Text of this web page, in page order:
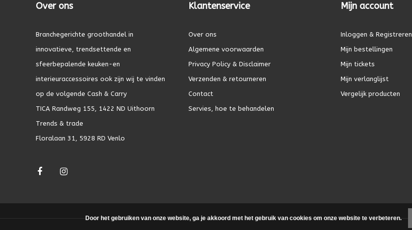
Over ons
Branchegerichte groothandel in
innovatieve, trendsettende en
sfeerbepalende keuken-en
interieuraccessoires ook zijn wij te vinden
op de volgende Cash & Carry
TICA Randweg 155, 1422 ND Uithoorn
Trends & trade
Floralaan 31, 5928 RD Venlo
Klantenservice
Over ons
Algemene voorwaarden
Privacy Policy & Disclaimer
Verzenden & retourneren
Contact
Servies, hoe te behandelen
Mijn account
Inloggen & Registreren
Mijn bestellingen
Mijn tickets
Mijn verlanglijst
Vergelijk producten
Door het gebruiken van onze website, ga je akkoord met het gebruik van cookies om onze website te verbeteren.